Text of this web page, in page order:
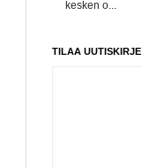
kesken o...
TILAA UUTISKIRJE